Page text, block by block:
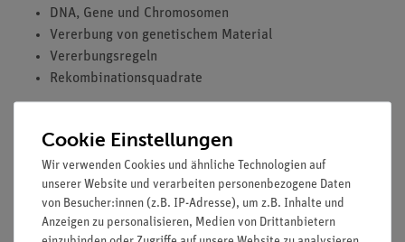
DNA, Gene und Chromosomen
Vererbung von genetischem Material
Vererbungsregeln
Rekombinationsquadrate
Film mit ca. 21 Minuten Laufzeit
7 interaktive Tafelbilder
30 digitale Folien
Begleittext
Cookie Einstellungen
Wir verwenden Cookies und ähnliche Technologien auf
unserer Website und verarbeiten personenbezogene Daten
von Besucher:innen (z.B. IP-Adresse), um z.B. Inhalte und
Anzeigen zu personalisieren, Medien von Drittanbietern